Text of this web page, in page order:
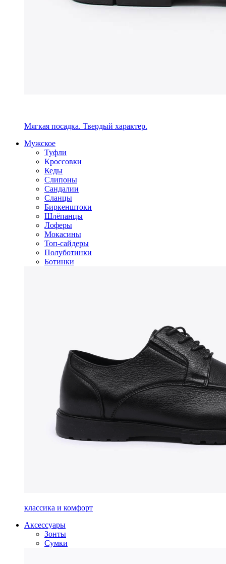
Мягкая посадка. Твердый характер.
Мужское
Туфли
Кроссовки
Кеды
Слипоны
Сандалии
Сланцы
Биркенштоки
Шлёпанцы
Лоферы
Мокасины
Топ-сайдеры
Полуботинки
Ботинки
классика и комфорт
Аксессуары
Зонты
Сумки